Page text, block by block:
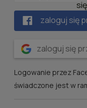
zaloguj się
zaloguj się
Logowanie przez
świadczone jest w